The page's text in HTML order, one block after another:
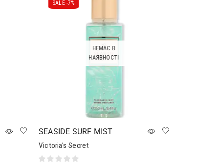
SALE -7%
НЕМАЄ В
НАЯВНОСТІ
SEASIDE SURF MIST
Victoria's Secret